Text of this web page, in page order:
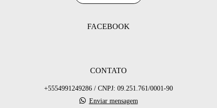
FACEBOOK
CONTATO
+5554991249286 / CNPJ: 09.251.761/0001-90
Enviar mensagem